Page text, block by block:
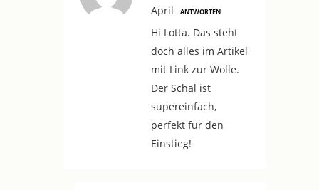
April
ANTWORTEN
Hi Lotta. Das steht
doch alles im Artikel
mit Link zur Wolle.
Der Schal ist
supereinfach,
perfekt für den
Einstieg!